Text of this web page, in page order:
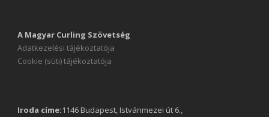
A Magyar Curling Szövetség
Adatkezelési tájékoztatója
Cookie (süti) tájékoztatója
Iroda címe:1146 Budapest, Istvánmezei út 6.,